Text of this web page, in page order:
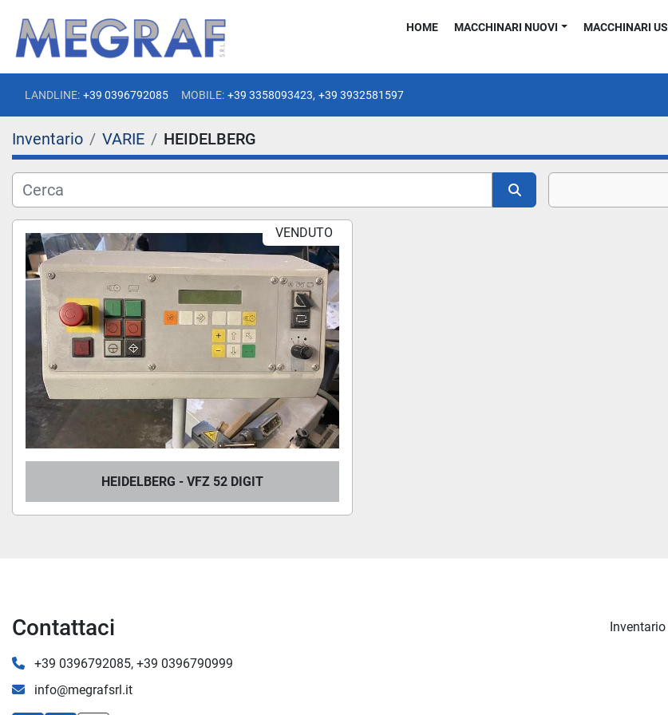
HOME MACCHINARI NUOVI MACCHINARI
LANDLINE: +39 0396792085 MOBILE: +39 3358093423, +39 3932581597
Inventario VARIE HEIDELBERG
VENDUTO
HEIDELBERG - VFZ 52 DIGIT
Contattaci
+39 0396792085, +39 0396790999
info@megrafsrl.it
Inventario